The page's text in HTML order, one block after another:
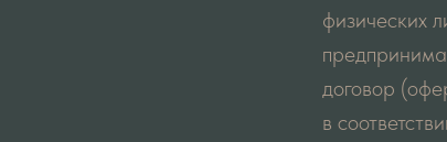
физических
договор
в